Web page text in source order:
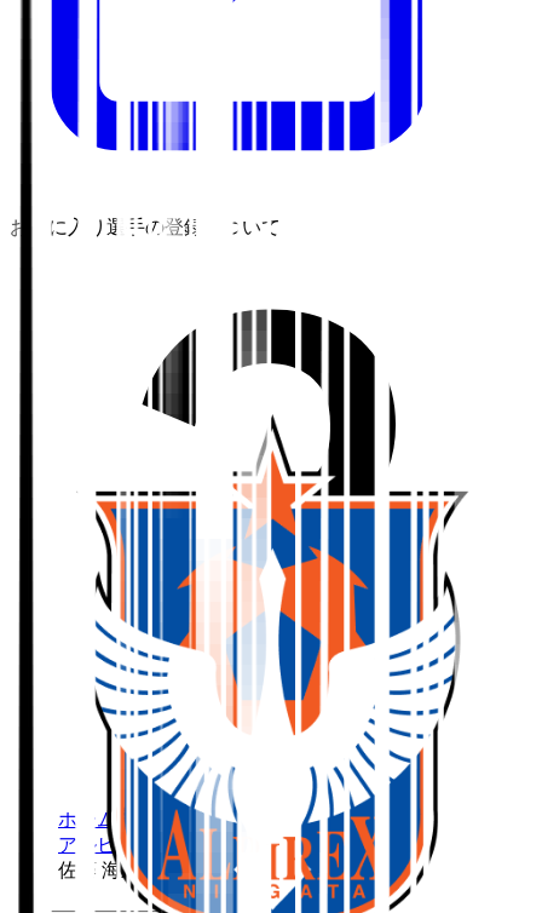
お気に入り選手の登録について
ホーム >
アルビレックス新潟 >
佐藤 海宏